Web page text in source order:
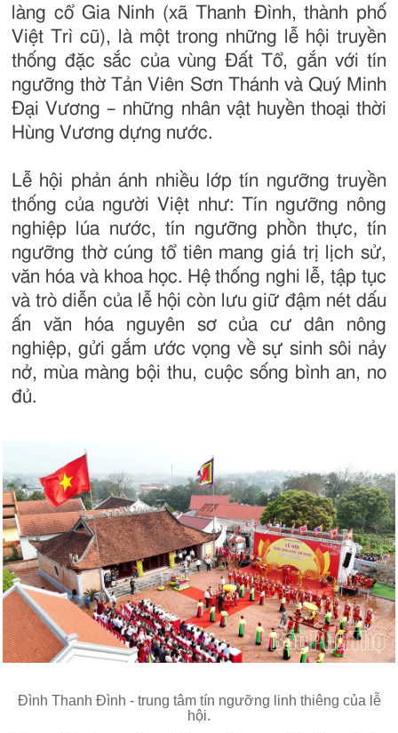
làng cổ Gia Ninh (xã Thanh Đình, thành phố
Việt Trì cũ), là một trong những lễ hội truyền
thống đặc sắc của vùng Đất Tổ, gắn với tín
ngưỡng thờ Tản Viên Sơn Thánh và Quý Minh
Đại Vương – những nhân vật huyền thoại thời
Hùng Vương dựng nước.
Lễ hội phản ánh nhiều lớp tín ngưỡng truyền
thống của người Việt như: Tín ngưỡng nông
nghiệp lúa nước, tín ngưỡng phồn thực, tín
ngưỡng thờ cúng tổ tiên mang giá trị lịch sử,
văn hóa và khoa học. Hệ thống nghi lễ, tập tục
và trò diễn của lễ hội còn lưu giữ đậm nét dấu
ấn văn hóa nguyên sơ của cư dân nông
nghiệp, gửi gắm ước vọng về sự sinh sôi nảy
nở, mùa màng bội thu, cuộc sống bình an, no
đủ.
Đình Thanh Đình - trung tâm tín ngưỡng linh thiêng của lễ
hội.